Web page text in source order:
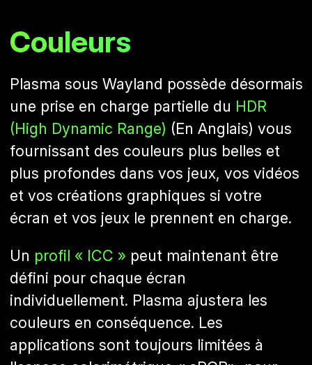
Couleurs
Plasma sous Wayland possède désormais
une prise en charge partielle du HDR
(High Dynamic Range) (En Anglais) vous
fournissant des couleurs plus belles et
plus profondes dans vos jeux, vos vidéos
et vos créations graphiques si votre
écran et vos jeux le prennent en charge.
Un profil « ICC » peut maintenant être
défini pour chaque écran
individuellement. Plasma ajustera les
couleurs en conséquence. Les
applications sont toujours limitées à